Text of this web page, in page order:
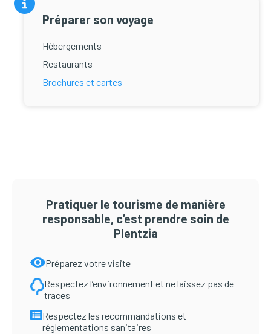
Préparer son voyage
Hébergements
Restaurants
Brochures et cartes
Pratiquer le tourisme de manière
responsable, c’est prendre soin de
Plentzia
Préparez votre visite
Respectez l’environnement et ne laissez pas de
traces
Respectez les recommandations et
réglementations sanitaires